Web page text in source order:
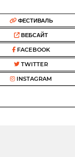
ФЕСТИВАЛЬ
ВЕБСАЙТ
FACEBOOK
TWITTER
INSTAGRAM